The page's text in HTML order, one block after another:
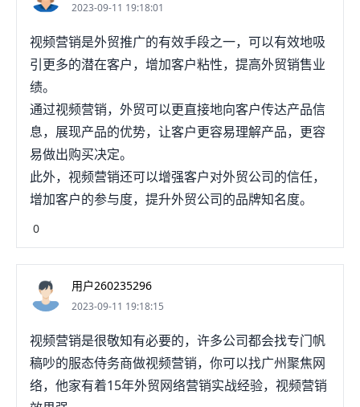
2023-09-11 19:18:01
视频营销是外贸推广的有效手段之一，可以有效地吸
引更多的潜在客户，增加客户粘性，提高外贸销售业
绩。
通过视频营销，外贸可以更直接地向客户传达产品信
息，展现产品的优势，让客户更容易理解产品，更容
易做出购买决定。
此外，视频营销还可以增强客户对外贸公司的信任，
增加客户的参与度，提升外贸公司的品牌知名度。
0
用户260235296
2023-09-11 19:18:15
视频营销是很敬知有必要的，许多公司都会找专门帆
稿吵的服态侍务商做视频营销，你可以找广州聚焦网
络，他家有着15年外贸网络营销实战经验，视频营销